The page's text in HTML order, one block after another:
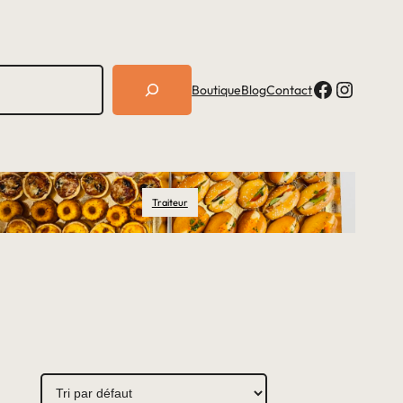
BoutiqueBlogContactFacebook Instagram
Traiteur